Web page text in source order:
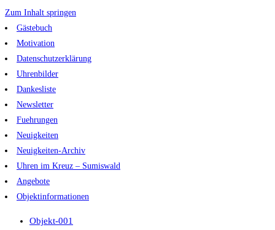
Zum Inhalt springen
Gästebuch
Motivation
Datenschutzerklärung
Uhrenbilder
Dankesliste
Newsletter
Fuehrungen
Neuigkeiten
Neuigkeiten-Archiv
Uhren im Kreuz – Sumiswald
Angebote
Objektinformationen
Objekt-001